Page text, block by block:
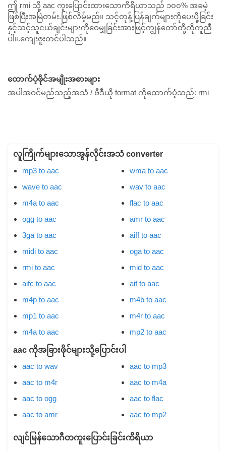
ဤ rmi သို့ aac ကူးပြောင်းထားသောကိရိယာသည် ၁၀၀% အခမဲ့
ဖြစ်ပြီးအမြဲတမ်း.ဖြစ်လိမ့်မည်။ သင့်တုန့်ပြန်ချက်များကိုပေးပို့ခြင်း
နှင့်သင့်သူငယ်ချင်းများကိုဝေမျှခြင်းအားဖြင့်ကျွန်တော်တို့ကိုကူညီ
ပါ။.ကျေးဇူးတင်ပါသည်။
ထောက်ပံ့ဖိုင်အမျိုးအစားများ
အပါအဝင်မည်သည့်အသံ / ဗီဒီယို format ကိုထောက်ပံ့သည်: rmi
လူကြိုက်များသောအွန်လိုင်းအသံ converter
mp3 to aac
wave to aac
m4a to aac
ogg to aac
3ga to aac
midi to aac
rmi to aac
aifc to aac
m4p to aac
mp1 to aac
m4a to aac
wma to aac
wav to aac
flac to aac
amr to aac
aiff to aac
oga to aac
mid to aac
aif to aac
m4b to aac
m4r to aac
mp2 to aac
aac ကိုအခြားဖိုင်များသို့ပြောင်းပါ
aac to wav
aac to m4r
aac to ogg
aac to amr
aac to mp3
aac to m4a
aac to flac
aac to mp2
လျင်မြန်သောဂီတကူးပြောင်းခြင်းကိရိယာ